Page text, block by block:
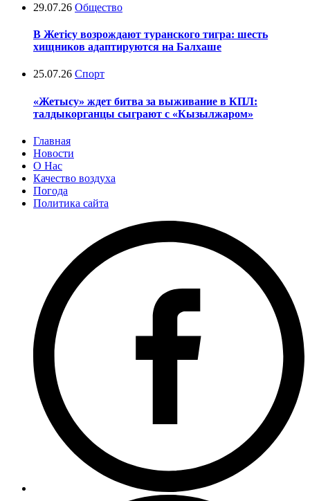
29.07.26 Общество
В Жетісу возрождают туранского тигра: шесть
хищников адаптируются на Балхаше
25.07.26 Спорт
«Жетысу» ждет битва за выживание в КПЛ:
талдыкорганцы сыграют с «Кызылжаром»
Главная
Новости
О Нас
Качество воздуха
Погода
Политика сайта